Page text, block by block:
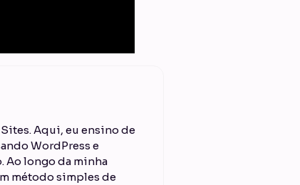
Aqui, eu ensino de
WordPress e
Ao longo da minha
método simples de